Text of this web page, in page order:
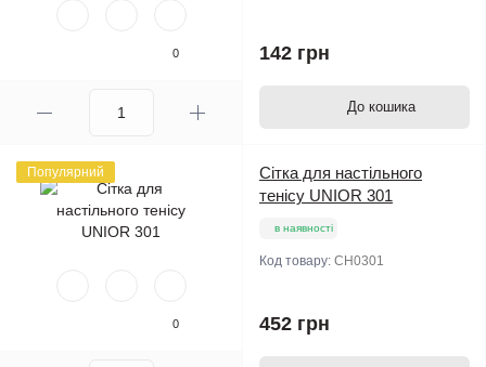
0 142 грн
До кошика
Популярний
0
Сітка для настільного
тенісу UNIOR 301
в наявності
Код товару: СН0301
452 грн